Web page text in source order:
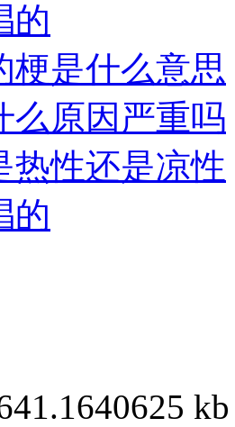
的
梗是什么意思
么原因严重吗
热性还是凉性
的
kb